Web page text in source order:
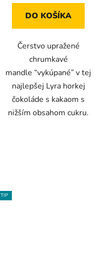
DO KOŠÍKA
Čerstvo upražené
chrumkavé
mandle “vykúpané” v tej
najlepšej Lyra horkej
čokoláde s kakaom s
nižším obsahom cukru.
TIP